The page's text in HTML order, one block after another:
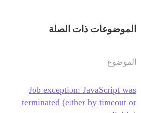
الموضوعات ذات الصلة
الموضوع
Job exception: JavaScript was
terminated (either by timeout or